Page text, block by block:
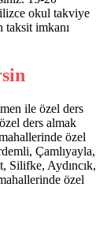
okul takviye
imkanı
ile özel ders
ders almak
özel
Çamlıyayla,
Silifke, Aydıncık,
özel